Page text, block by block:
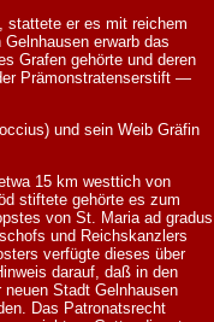
stattete er es mit reichem
erwarb das
Grafen gehörte und deren
Prämonstratenserstift —
und sein Weib Gräfin
15 km westtich von
stiftete gehörte es zum
von St. Maria ad gradus
und Reichskanzlers
verfügte dieses über
darauf, daß in den
Stadt Gelnhausen
Das Patronatsrecht